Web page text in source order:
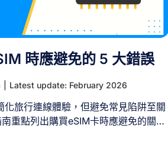
時應避免的 5 大錯誤
Latest update: February 2026
化旅行連線體驗，但避免常見陷阱至關
重點列出購買eSIM卡時應避免的關鍵